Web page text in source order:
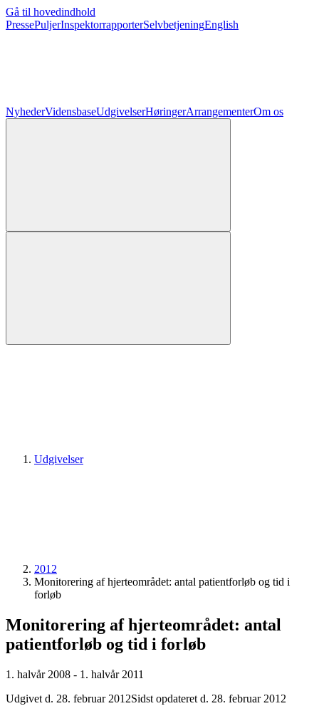
Gå til hovedindhold
PressePuljerInspektorrapporterSelvbetjeningEnglish
NyhederVidensbaseUdgivelserHøringerArrangementerOm os
Udgivelser
2012
Monitorering af hjerteområdet: antal patientforløb og tid i
forløb
Monitorering af hjerteområdet: antal
patientforløb og tid i forløb
1. halvår 2008 - 1. halvår 2011
Udgivet d. 28. februar 2012Sidst opdateret d. 28. februar 2012